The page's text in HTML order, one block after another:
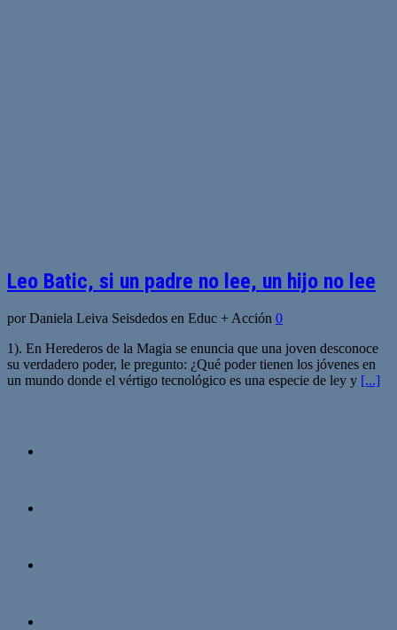
Leo Batic, si un padre no lee, un hijo no lee
por Daniela Leiva Seisdedos en Educ + Acción 0
1). En Herederos de la Magia se enuncia que una joven desconoce
su verdadero poder, le pregunto: ¿Qué poder tienen los jóvenes en
un mundo donde el vértigo tecnológico es una especie de ley y [...]